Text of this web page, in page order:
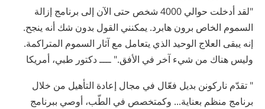
"لقد أدخلت حوالي 4000 شخص حتى الآن إلى برنامج إزالة
السموم الخاص برون هابرد. يمكنني القول بدون شك أنه ينجح.
إنه يبقى العلاج الوحيد الذي يتعامل مع آثار السموم المتراكمة.
وليس هناك من شيء آخر في الأفق." ــــ دكتور طبي، أمريكا
" تقدّم ناركونن بديل فعّال في مجال إعادة التأهيل من خلال
برنامج منظم بعناية... وكمتخصص في الطّب، أوصي ببرنامج